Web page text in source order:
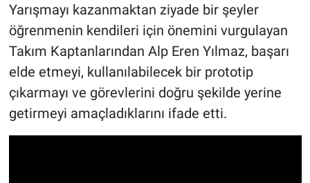
Yarışmayı kazanmaktan ziyade bir şeyler
öğrenmenin kendileri için önemini vurgulayan
Takım Kaptanlarından Alp Eren Yılmaz, başarı
elde etmeyi, kullanılabilecek bir prototip
çıkarmayı ve görevlerini doğru şekilde yerine
getirmeyi amaçladıklarını ifade etti.